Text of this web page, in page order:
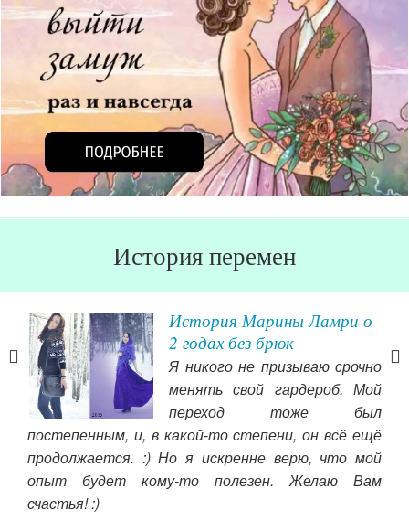
История перемен
История Марины Ламри о
2 годах без брюк
Я никого не призываю срочно
менять свой гардероб. Мой
переход тоже был
постепенным, и, в какой-то степени, он всё ещё
продолжается. :) Но я искренне верю, что мой
опыт будет кому-то полезен. Желаю Вам
счастья! :)